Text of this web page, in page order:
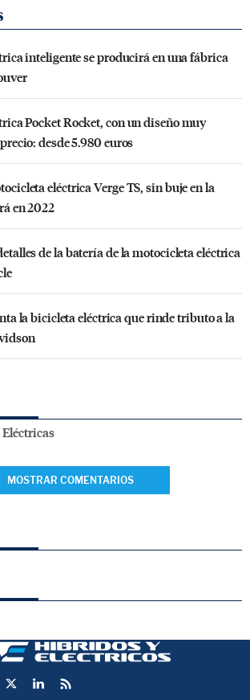
inteligente se producirá en una fábrica
Pocket Rocket, con un diseño muy
desde 5.980 euros
eléctrica Verge TS, sin buje en la
en 2022
de la batería de la motocicleta eléctrica
la bicicleta eléctrica que rinde tributo a la
MOSTRAR COMENTARIOS